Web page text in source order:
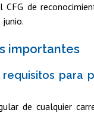
CFG de
importantes
requisitos para
de cualquier